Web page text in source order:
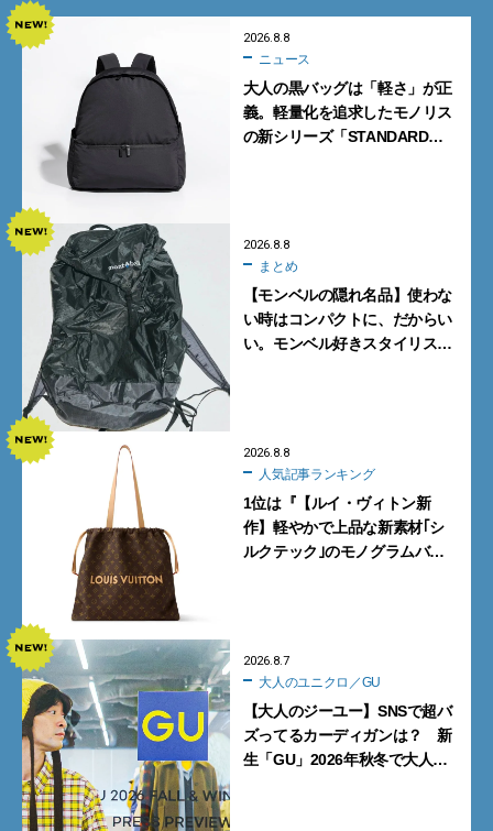
2026.8.8
ニュース
大人の黒バッグは「軽さ」が正
義。軽量化を追求したモノリス
の新シリーズ「STANDARD
2026.8.8
まとめ
【モンベルの隠れ名品】使わな
い時はコンパクトに、だからい
い。モンベル好きスタイリスト
2026.8.8
人気記事ランキング
1位は『【ルイ・ヴィトン新
作】軽やかで上品な新素材｢シ
ルクテック｣のモノグラムバッ
2026.8.7
大人のユニクロ／GU
【大人のジーユー】SNSで超バ
ズってるカーディガンは？ 新
生「GU」2026年秋冬で大人メ